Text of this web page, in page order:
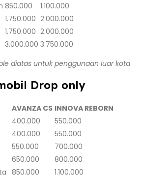
850.000
1.100.000
1.750.000 2.000.000
1.750.000 2.000.000
3.000.000 3.750.000
diatas untuk penggunaan luar kota
Drop only
AVANZA CS INNOVA REBORN
400.000
550.000
400.000
550.000
550.000
700.000
650.000
800.000
850.000
1.100.000